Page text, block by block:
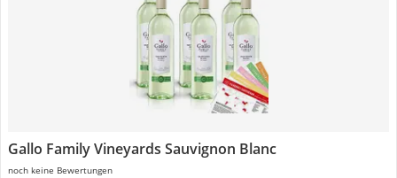
Gallo Family Vineyards Sauvignon Blanc
noch keine Bewertungen